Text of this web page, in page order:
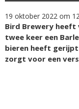
19 oktober 2022 om
Bird Brewery heeft
twee keer een
bieren heeft
zorgt voor een